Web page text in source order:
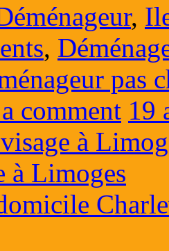
,
,
pas
comment 19
à
à Limoges